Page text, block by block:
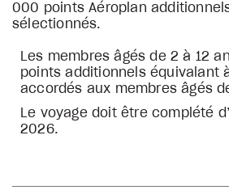
000 points Aéroplan
sélectionnés.
Les membres âgés de 2 à 12
points additionnels équivalant
accordés aux membres âgés
Le voyage doit être complété
2026.